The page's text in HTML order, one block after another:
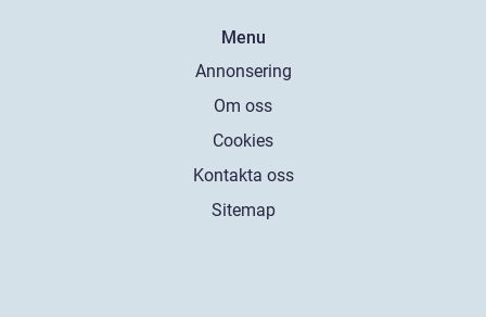
Menu
Annonsering
Om oss
Cookies
Kontakta oss
Sitemap